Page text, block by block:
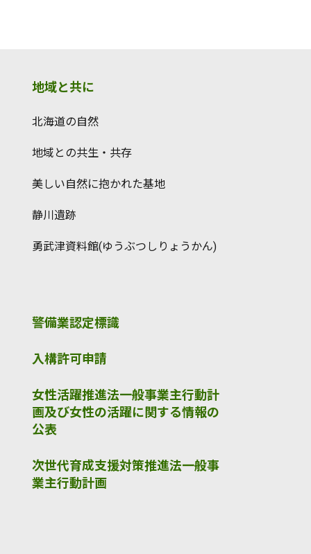
地域と共に
北海道の自然
地域との共生・共存
美しい自然に抱かれた基地
静川遺跡
勇武津資料館(ゆうぶつしりょうかん)
警備業認定標識
入構許可申請
女性活躍推進法一般事業主行動計
画及び女性の活躍に関する情報の
公表
次世代育成支援対策推進法一般事
業主行動計画